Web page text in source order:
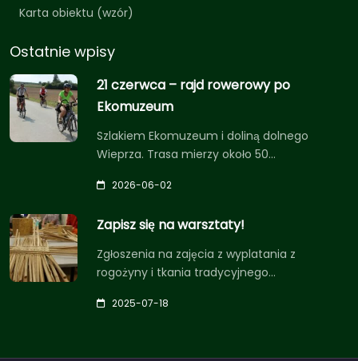
Karta obiektu (wzór)
Ostatnie wpisy
21 czerwca – rajd rowerowy po
Ekomuzeum
Szlakiem Ekomuzeum i doliną dolnego
Wieprza. Trasa mierzy około 50…
2026-06-02
Zapisz się na warsztaty!
Zgłoszenia na zajęcia z wyplatania z
rogożyny i tkania tradycyjnego…
2025-07-18